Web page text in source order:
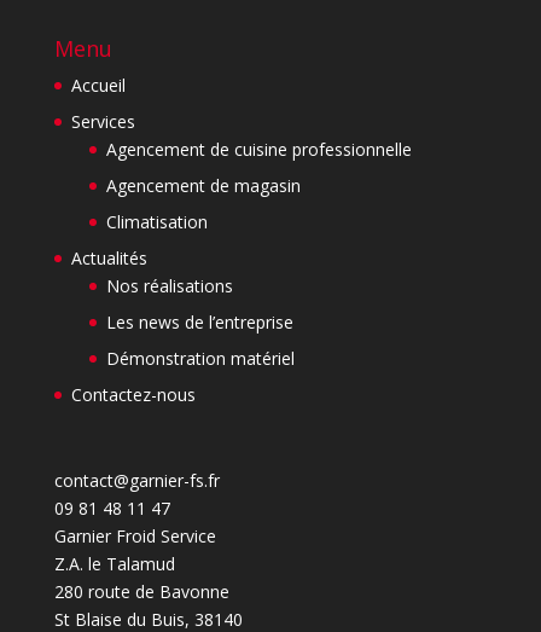
Menu
Accueil
Services
Agencement de cuisine professionnelle
Agencement de magasin
Climatisation
Actualités
Nos réalisations
Les news de l’entreprise
Démonstration matériel
Contactez-nous
contact@garnier-fs.fr
09 81 48 11 47
Garnier Froid Service
Z.A. le Talamud
280 route de Bavonne
St Blaise du Buis, 38140